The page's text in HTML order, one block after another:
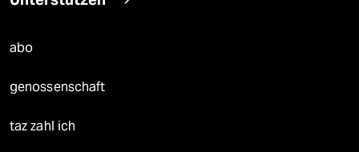
abo
genossenschaft
taz zahl ich